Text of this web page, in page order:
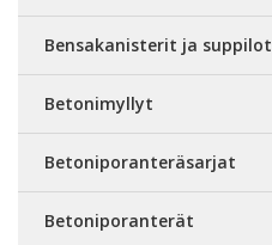
Bensakanisterit ja suppilot
Betonimyllyt
Betoniporanteräsarjat
Betoniporanterät